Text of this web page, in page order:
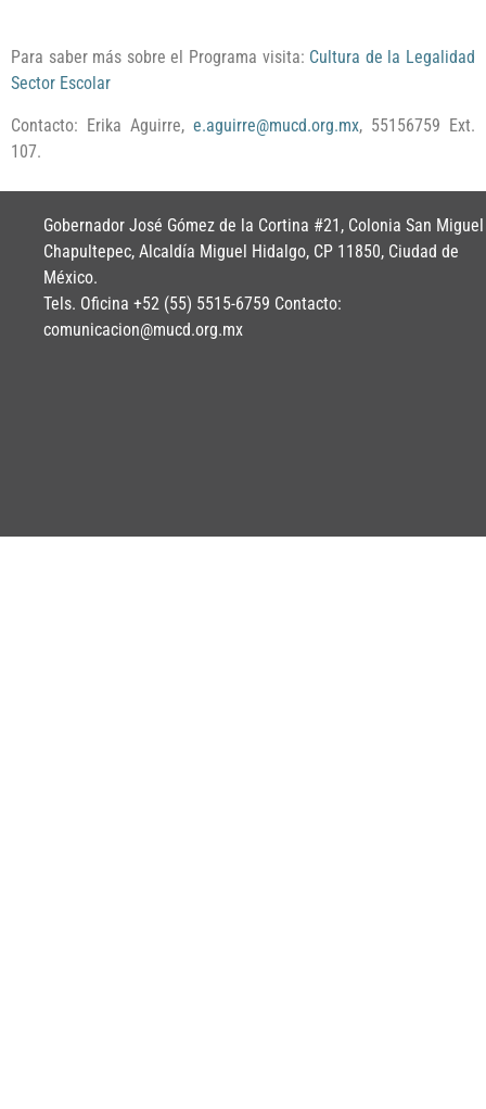
Para saber más sobre el Programa visita: Cultura de la Legalidad
Sector Escolar
Contacto: Erika Aguirre, e.aguirre@mucd.org.mx, 55156759 Ext.
107.
Gobernador José Gómez de la Cortina #21, Colonia San Miguel
Chapultepec, Alcaldía Miguel Hidalgo, CP 11850, Ciudad de
México.
Tels. Oficina +52 (55) 5515-6759 Contacto:
comunicacion@mucd.org.mx